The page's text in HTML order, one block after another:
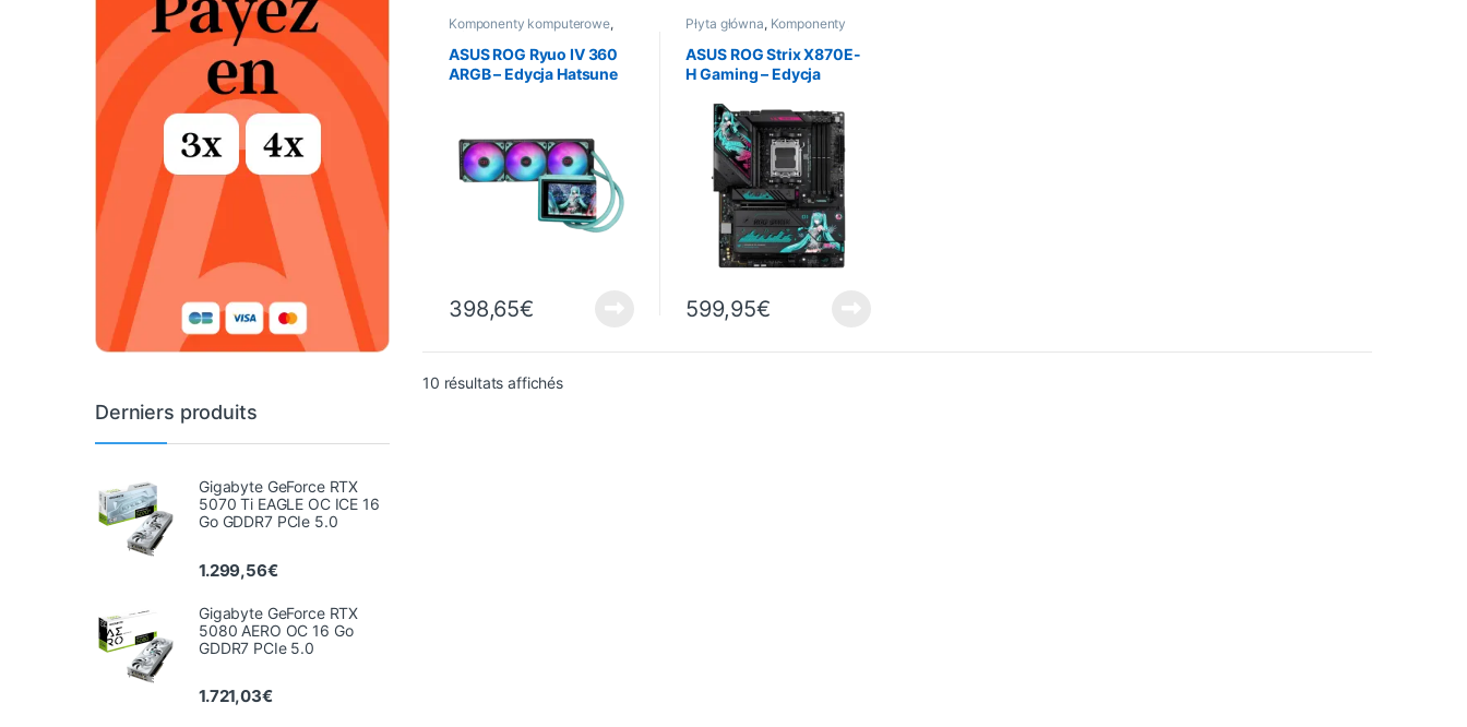
Komponenty komputerowe,
Informatyka
Chłodzenie
ASUS ROG Ryuo IV 360
ARGB – Edycja Hatsune
398,65€
Płyta główna, Komponenty
komputerowe
Informatyka
ASUS ROG Strix X870E-
H Gaming – Edycja
599,95€
10 résultats affichésTrié du plus récent au plus ancien
Derniers produits
Gigabyte GeForce RTX
5070 Ti EAGLE OC ICE 16
Go GDDR7 PCIe 5.0
1.299,56€
Gigabyte GeForce RTX
5080 AERO OC 16 Go
GDDR7 PCIe 5.0
1.721,03€